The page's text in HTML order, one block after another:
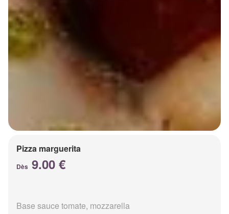
Pizza marguerita
Dès 9.00 €
Base sauce tomate, mozzarella